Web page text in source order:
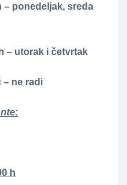
– ponedeljak, sreda
– utorak i četvrtak
– ne radi
h